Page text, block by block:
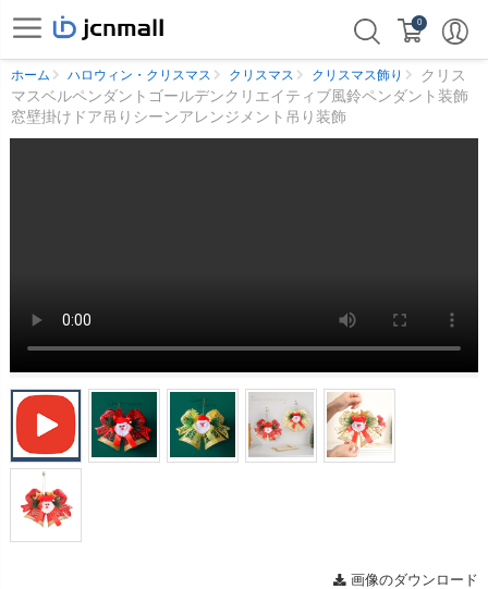
0
ホーム ハロウィン・クリスマス クリスマス クリスマス飾り
クリス
マスベルペンダントゴールデンクリエイティブ風鈴ペンダント装飾
窓壁掛けドア吊りシーンアレンジメント吊り装飾
画像のダウンロード